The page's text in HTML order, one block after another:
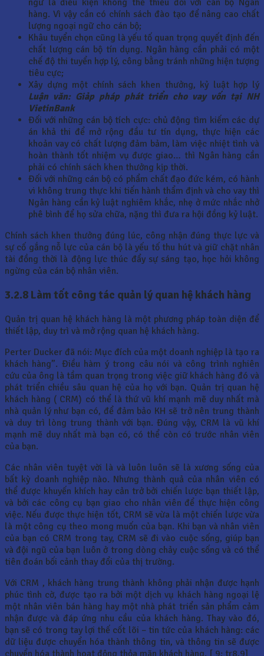
ngữ là điều kiện không thể thiếu đối với cán bộ Ngân
hàng. Vì vậy cần có chính sách đào tạo để nâng cao chất
lượng ngoại ngữ cho cán bộ;
Khâu tuyển chọn cũng là yếu tố quan trọng quyết định đến
chất lượng cán bộ tín dụng. Ngân hàng cần phải có một
chế độ thi tuyển hợp lý, công bằng tránh những hiện tượng
tiêu cực;
Xây dựng một chính sách khen thưởng, kỷ luật hợp lý
Luận văn: Giảp pháp phát triển cho vay vốn tại NH
VietinBank
Đối với những cán bộ tích cực: chủ động tìm kiếm các dự
án khả thi để mở rộng đầu tư tín dụng, thực hiện các
khoản vay có chất lượng đảm bảm, làm việc nhiệt tình và
hoàn thành tốt nhiệm vụ được giao… thì Ngân hàng cần
phải có chính sách khen thưởng kịp thời.
Đối với những cán bộ có phẩm chất đạo đức kém, có hành
vi không trung thực khi tiến hành thẩm định và cho vay thì
Ngân hàng cần kỷ luật nghiêm khắc, nhẹ ở mức nhắc nhở
phê bình để họ sửa chữa, nặng thì đưa ra hội đồng kỷ luật.
Chính sách khen thưởng đúng lúc, công nhận đúng thực lực và
sự cố gắng nỗ lực của cán bộ là yếu tố thu hút và giữ chặt nhân
tài đồng thời là động lực thúc đẩy sự sáng tạo, học hỏi không
ngừng của cán bộ nhân viên.
3.2.8 Làm tốt công tác quản lý quan hệ khách hàng
Quản trị quan hệ khách hàng là một phương pháp toàn diện để
thiết lập, duy trì và mở rộng quan hệ khách hàng.
Perter Ducker đã nói: Mục đích của một doanh nghiệp là tạo ra
khách hàng”. Điều hàm ý trong câu nói và công trình nghiên
cứu của ông là tầm quan trọng trong việc giữ khách hàng đó và
phát triển chiều sâu quan hệ của họ với bạn. Quản trị quan hệ
khách hàng ( CRM) có thể là thứ vũ khí mạnh mẽ duy nhất mà
nhà quản lý như bạn có, để đảm bảo KH sẽ trở nên trung thành
và duy trì lòng trung thành với bạn. Đúng vậy, CRM là vũ khí
mạnh mẽ duy nhất mà bạn có, có thể còn có trước nhân viên
của bạn.
Các nhân viên tuyệt vời là và luôn luôn sẽ là xương sống của
bất kỳ doanh nghiệp nào. Nhưng thành quả của nhân viên có
thể được khuyến khích hay cản trở bởi chiến lược bạn thiết lập,
và bởi các công cụ bạn giao cho nhân viên để thực hiện công
việc. Nếu được thực hiện tốt, CRM sẽ vừa là một chiến lược vừa
là một công cụ theo mong muốn của bạn. Khi bạn và nhân viên
của bạn có CRM trong tay, CRM sẽ đi vào cuộc sống, giúp bạn
và đội ngũ của bạn luôn ở trong dòng chảy cuộc sống và có thể
tiên đoán bối cảnh thay đổi của thị trường.
Với CRM , khách hàng trung thành không phải nhận được hạnh
phúc tình cờ, được tạo ra bởi một dịch vụ khách hàng ngoại lệ
một nhân viên bán hàng hay một nhà phát triển sản phẩm cảm
nhận được và đáp ứng nhu cầu của khách hàng. Thay vào đó,
bạn sẽ có trong tay lợi thế cốt lõi – tin tức của khách hàng: các
dữ liệu được chuyển hóa thành thông tin, và thông tin sẽ được
chuyển hóa thành hoạt động thỏa mãn khách hàng. [ 9; tr8,9]